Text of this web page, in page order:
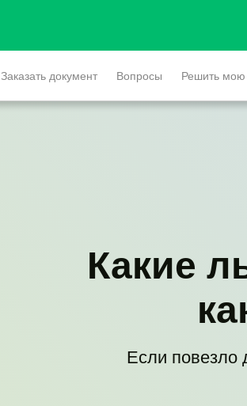
Заказать документ Вопросы Решить мою
Какие
Если повезло